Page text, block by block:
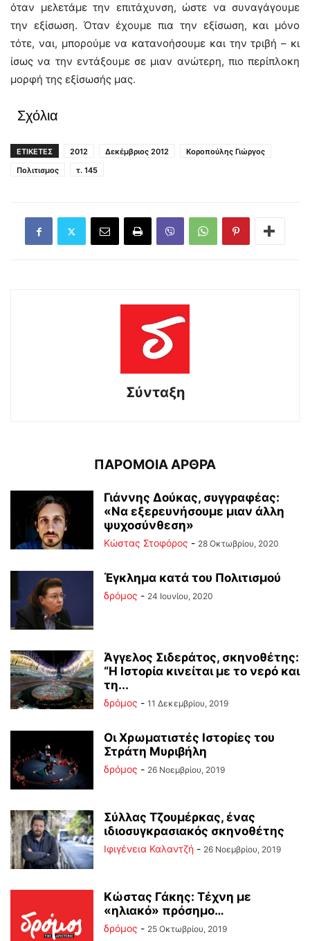
όταν μελετάμε την επιτάχυνση, ώστε να συναγάγουμε
την εξίσωση. Όταν έχουμε πια την εξίσωση, και μόνο
τότε, ναι, μπορούμε να κατανοήσουμε και την τριβή – κι
ίσως να την εντάξουμε σε μιαν ανώτερη, πιο περίπλοκη
μορφή της εξίσωσής μας.
Σχόλια
ΕΤΙΚΕΤΕΣ 2012 Δεκέμβριος 2012
Κοροπούλης Γιώργος
Πολιτισμος
τ. 145
Σύνταξη
ΠΑΡΟΜΟΙΑ ΑΡΘΡΑ
Γιάννης Δούκας, συγγραφέας:
«Να εξερευνήσουμε μιαν άλλη
ψυχοσύνθεση»
Κώστας Στοφόρος - 28 Οκτωβρίου, 2020
Έγκλημα κατά του Πολιτισμού
δρόμος - 24 Ιουνίου, 2020
Άγγελος Σιδεράτος, σκηνοθέτης:
“Η Ιστορία κινείται με το νερό και
τη...
δρόμος - 11 Δεκεμβρίου, 2019
Οι Χρωματιστές Ιστορίες του
Στράτη Μυριβήλη
δρόμος - 26 Νοεμβρίου, 2019
Σύλλας Τζουμέρκας, ένας
ιδιοσυγκρασιακός σκηνοθέτης
Ιφιγένεια Καλαντζή - 26 Νοεμβρίου, 2019
Κώστας Γάκης: Τέχνη με
«ηλιακό» πρόσημο…
δρόμος - 25 Οκτωβρίου, 2019